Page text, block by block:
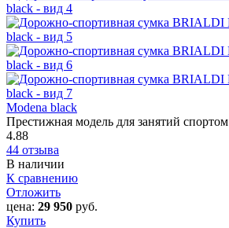
Modena black
Престижная модель для занятий спортом
4.88
44 отзыва
В наличии
К сравнению
Отложить
цена: 29 950 руб.
Купить